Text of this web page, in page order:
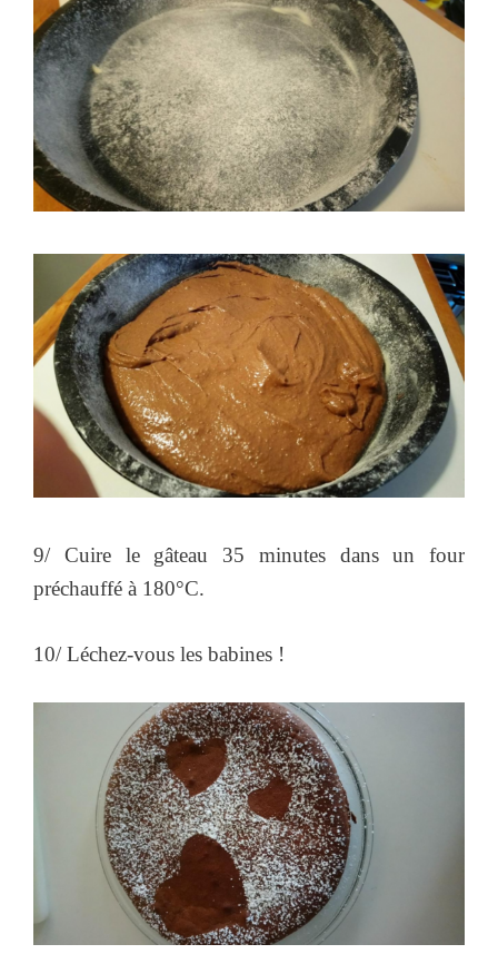
9/ Cuire le gâteau 35 minutes dans un four
préchauffé à 180°C.
10/ Léchez-vous les babines !